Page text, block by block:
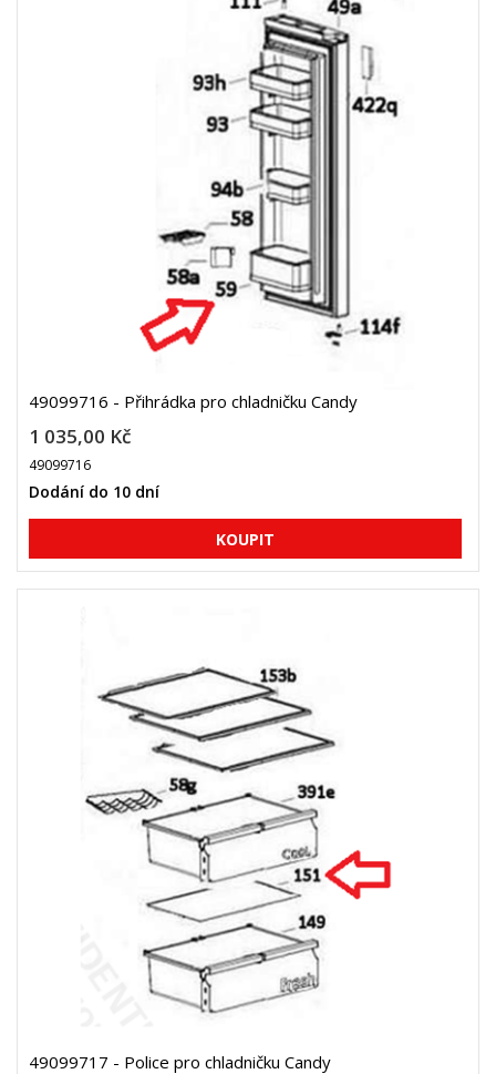
49099716 - Přihrádka pro chladničku Candy
1 035,00 Kč
49099716
Dodání do 10 dní
49099717 - Police pro chladničku Candy